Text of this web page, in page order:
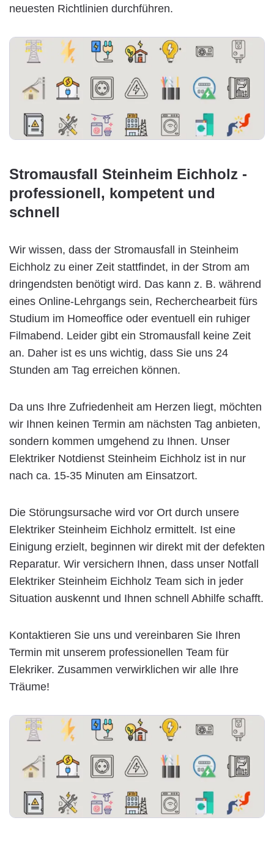
neuesten Richtlinien durchführen.
Stromausfall Steinheim Eichholz -
professionell, kompetent und
schnell
Wir wissen, dass der Stromausfall in Steinheim
Eichholz zu einer Zeit stattfindet, in der Strom am
dringendsten benötigt wird. Das kann z. B. während
eines Online-Lehrgangs sein, Recherchearbeit fürs
Studium im Homeoffice oder eventuell ein ruhiger
Filmabend. Leider gibt ein Stromausfall keine Zeit
an. Daher ist es uns wichtig, dass Sie uns 24
Stunden am Tag erreichen können.
Da uns Ihre Zufriedenheit am Herzen liegt, möchten
wir Ihnen keinen Termin am nächsten Tag anbieten,
sondern kommen umgehend zu Ihnen. Unser
Elektriker Notdienst Steinheim Eichholz ist in nur
nach ca. 15-35 Minuten am Einsatzort.
Die Störungsursache wird vor Ort durch unsere
Elektriker Steinheim Eichholz ermittelt. Ist eine
Einigung erzielt, beginnen wir direkt mit der defekten
Reparatur. Wir versichern Ihnen, dass unser Notfall
Elektriker Steinheim Eichholz Team sich in jeder
Situation auskennt und Ihnen schnell Abhilfe schafft.
Kontaktieren Sie uns und vereinbaren Sie Ihren
Termin mit unserem professionellen Team für
Elekriker. Zusammen verwirklichen wir alle Ihre
Träume!